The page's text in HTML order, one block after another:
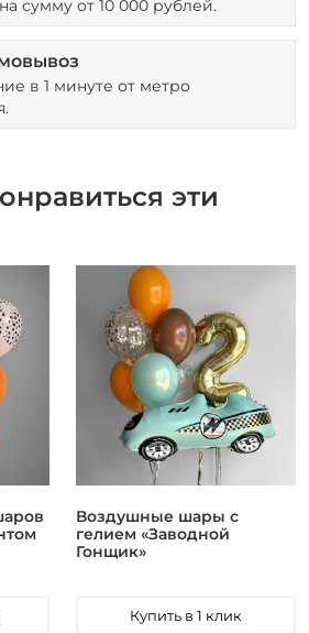
сумму от 10 000 рублей.
в 1 минуте от метро
эти
Воздушные шары с
гелием «Заводной
Гонщик»
Купить в 1 клик